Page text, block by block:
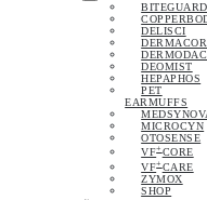
BITEGUARD
DELISCI
DEOMIST
HEPAPHOS
PET
EARMUFFS
MICROCYN
OTOSENSE
VF+CORE
VF+CARE
ZYMOX
SHOP